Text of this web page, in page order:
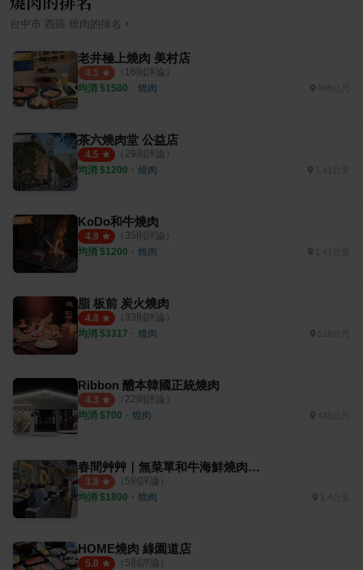
台中市 西區 燒肉的排名 ›
老井極上燒肉 美村店
4.1 （ 16則評論）
均消 $1580 ・ 燒肉
茶六燒肉堂 公益店
4.5 （ 29則評論）
均消 $1200 ・ 燒肉 1.41公里
KoDo和牛燒肉
4.9 （ 35則評論）
均消 $1200 ・ 燒肉 1.41公里
脂 板前 炭火燒肉
4.8 （ 33則評論）
均消 $3317 ・ 燒肉 516公尺
Ribbon 醴本韓國正統燒肉
4.3 （ 22則評論）
均消 $700 ・ 燒肉 435公尺
春間艸艸｜無菜單和牛海鮮燒肉專門
3.8 （ 5則評論）
均消 $1800 ・ 燒肉 1.4公里
HOME燒肉 綠園道店
5.0 （ 5則評論）